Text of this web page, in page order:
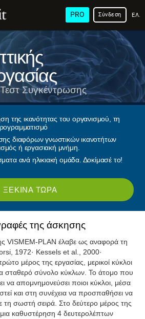
PRO Σύνδεση
Συγκέντρωσης
της ικανότητας του οργανισμού, τη
διαφόρων γνωστικών ικανοτήτων
ή εργασιακή μνήμη.
ανά ηλικιακή ομάδα. Δοκίμασέ το!
ΞΕΚΊΝΑ ΤΏΡΑ
της άσκησης
VISMEM-PLAN έλαβε ως αναφορά τη
1972· Kessels et al., 2000·
μέρος της εργασίας, μερικοί κύκλοι
σταθερό σύνολο κύκλων. Το άτομο που
να απομνημονεύσει ποιοι κύκλοι, μέσα
και στη συνέχεια να προσπαθήσει να
τη σωστή σειρά. Στο δεύτερο μέρος της
μια καθυστέρηση 4 δευτερολέπτων